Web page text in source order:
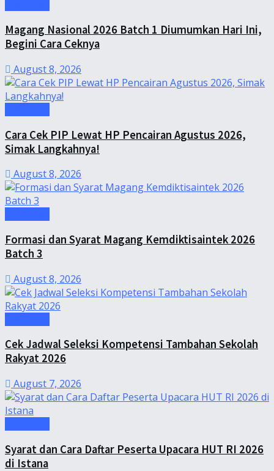
Magang Nasional 2026 Batch 1 Diumumkan Hari Ini,
Begini Cara Ceknya
August 8, 2026
Cara Cek PIP Lewat HP Pencairan Agustus 2026,
Simak Langkahnya!
August 8, 2026
Formasi dan Syarat Magang Kemdiktisaintek 2026
Batch 3
August 8, 2026
Cek Jadwal Seleksi Kompetensi Tambahan Sekolah
Rakyat 2026
August 7, 2026
Syarat dan Cara Daftar Peserta Upacara HUT RI 2026
di Istana